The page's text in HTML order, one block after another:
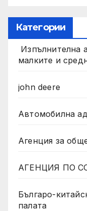
Категории
Изпълнителна
малките и
john deere
Автомобилна
Агенция за
АГЕНЦИЯ ПО
Българо-
палата